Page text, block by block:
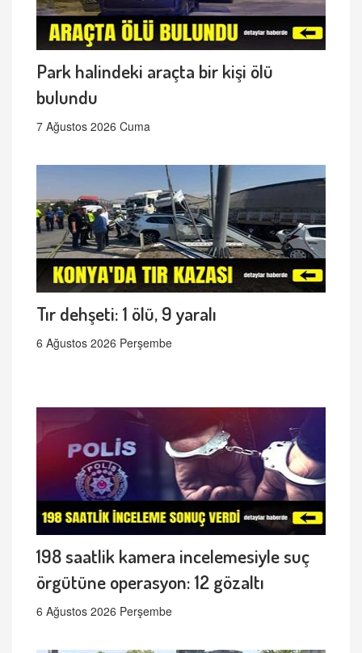
Park halindeki araçta bir kişi ölü
bulundu
7 Ağustos 2026 Cuma
Tır dehşeti: 1 ölü, 9 yaralı
6 Ağustos 2026 Perşembe
198 saatlik kamera incelemesiyle suç
örgütüne operasyon: 12 gözaltı
6 Ağustos 2026 Perşembe